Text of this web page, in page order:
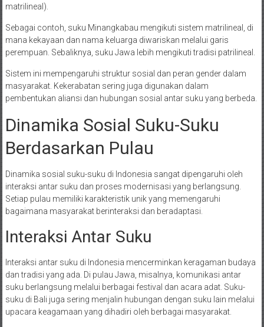
matrilineal).
Sebagai contoh, suku Minangkabau mengikuti sistem matrilineal, di
mana kekayaan dan nama keluarga diwariskan melalui garis
perempuan. Sebaliknya, suku Jawa lebih mengikuti tradisi patrilineal.
Sistem ini mempengaruhi struktur sosial dan peran gender dalam
masyarakat. Kekerabatan sering juga digunakan dalam
pembentukan aliansi dan hubungan sosial antar suku yang berbeda.
Dinamika Sosial Suku-Suku
Berdasarkan Pulau
Dinamika sosial suku-suku di Indonesia sangat dipengaruhi oleh
interaksi antar suku dan proses modernisasi yang berlangsung.
Setiap pulau memiliki karakteristik unik yang memengaruhi
bagaimana masyarakat berinteraksi dan beradaptasi.
Interaksi Antar Suku
Interaksi antar suku di Indonesia mencerminkan keragaman budaya
dan tradisi yang ada. Di pulau Jawa, misalnya, komunikasi antar
suku berlangsung melalui berbagai festival dan acara adat. Suku-
suku di Bali juga sering menjalin hubungan dengan suku lain melalui
upacara keagamaan yang dihadiri oleh berbagai masyarakat.